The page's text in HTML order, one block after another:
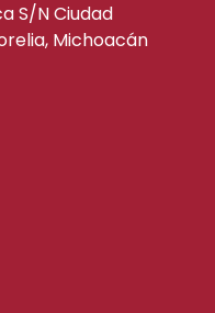
S/N Ciudad
Michoacán